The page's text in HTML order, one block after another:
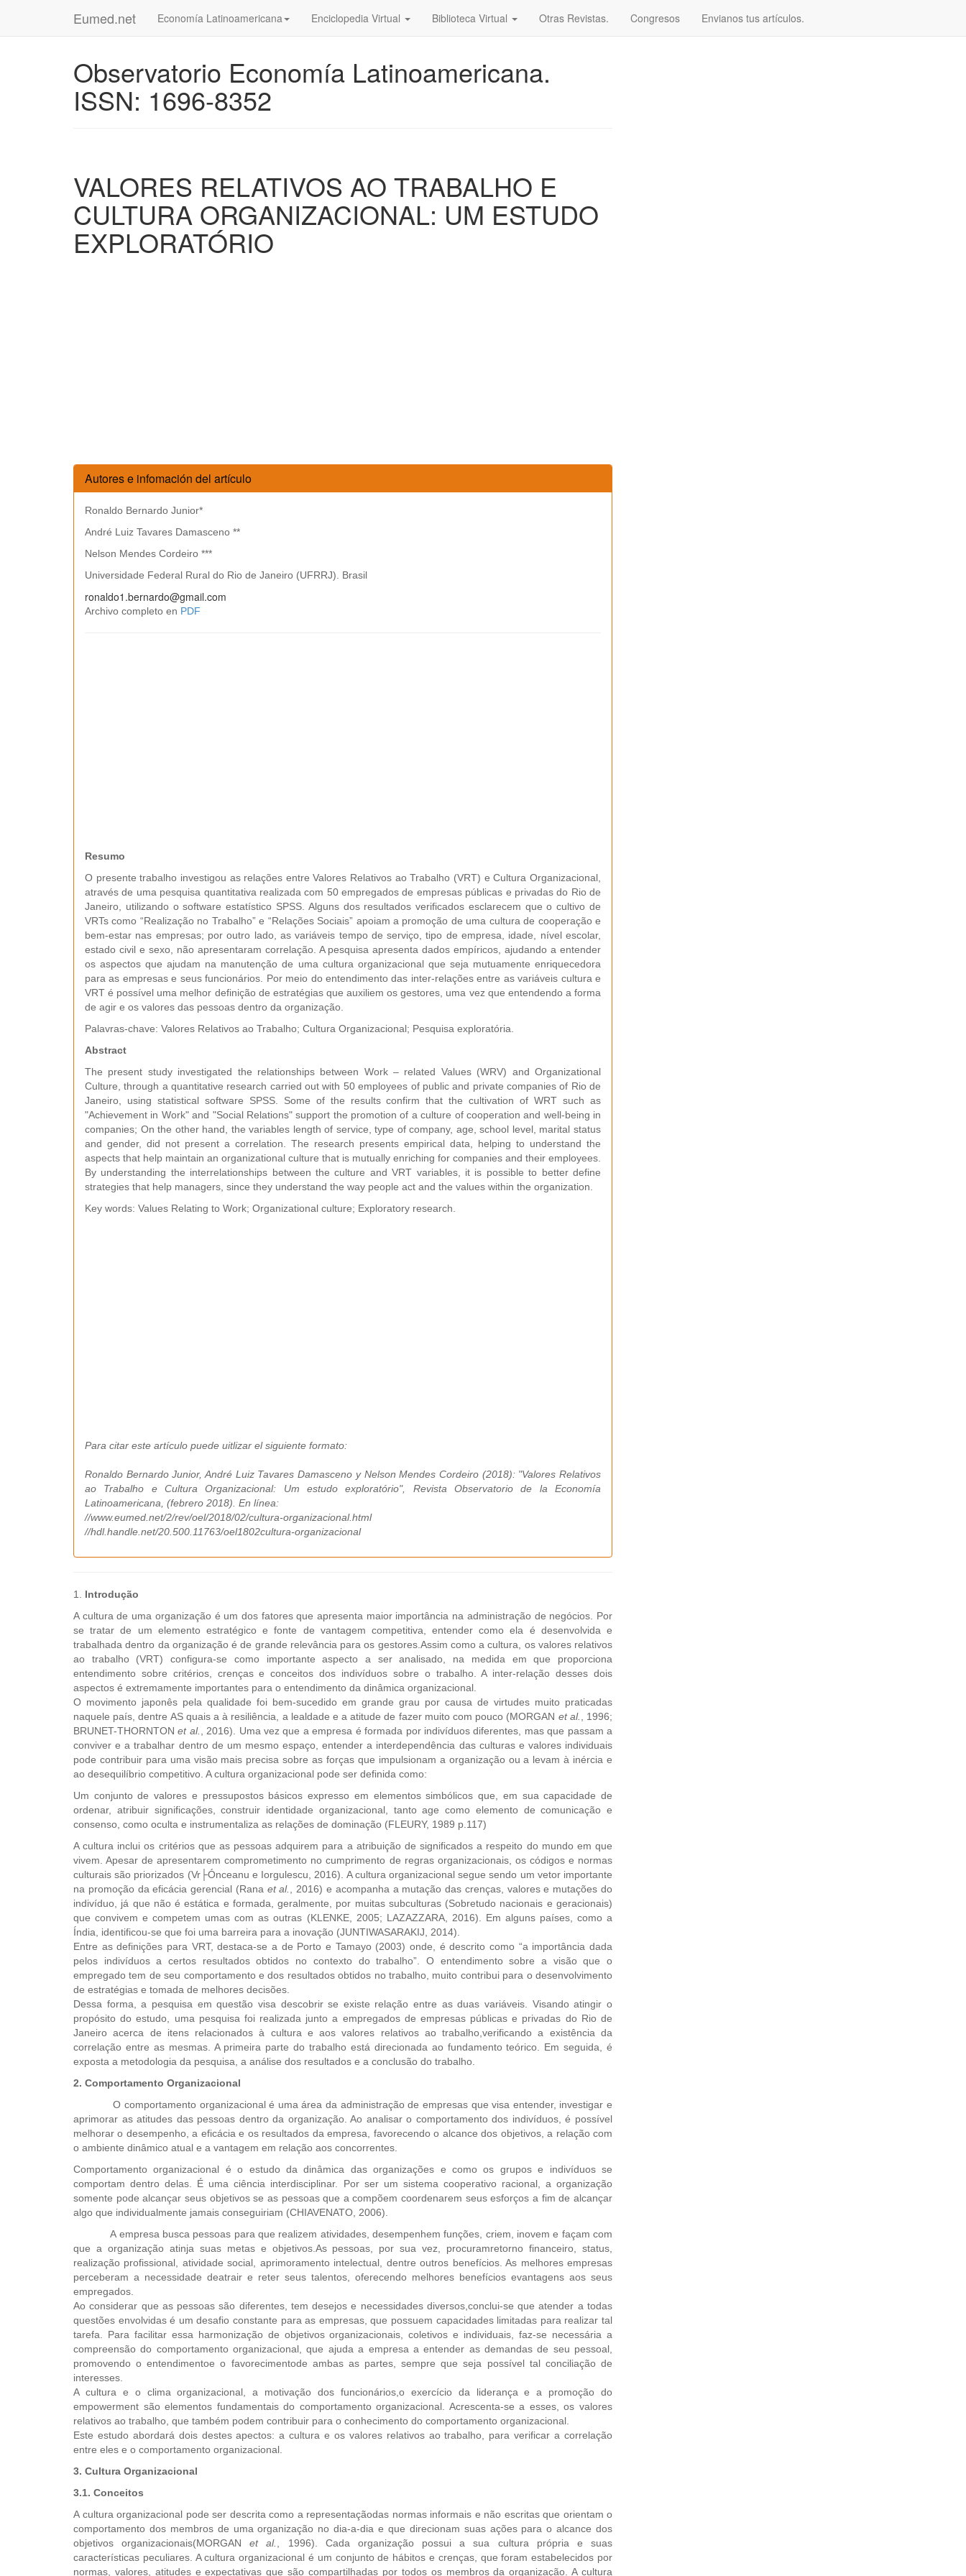
Eumed.net Economía Latinoamericana Enciclopedia Virtual Biblioteca Virtual Otras Revistas. Congresos Envianos tus artículos.
Observatorio Economía Latinoamericana.
ISSN: 1696-8352
VALORES RELATIVOS AO TRABALHO E
CULTURA ORGANIZACIONAL: UM ESTUDO
EXPLORATÓRIO
Autores e infomación del artículo
Ronaldo Bernardo Junior*
André Luiz Tavares Damasceno **
Nelson Mendes Cordeiro ***
Universidade Federal Rural do Rio de Janeiro (UFRRJ). Brasil
ronaldo1.bernardo@gmail.com
Archivo completo en PDF
Resumo
O presente trabalho investigou as relações entre Valores Relativos ao Trabalho (VRT) e Cultura Organizacional,
através de uma pesquisa quantitativa realizada com 50 empregados de empresas públicas e privadas do Rio de
Janeiro, utilizando o software estatístico SPSS. Alguns dos resultados verificados esclarecem que o cultivo de
VRTs como “Realização no Trabalho” e “Relações Sociais” apoiam a promoção de uma cultura de cooperação e
bem-estar nas empresas; por outro lado, as variáveis tempo de serviço, tipo de empresa, idade, nível escolar,
estado civil e sexo, não apresentaram correlação. A pesquisa apresenta dados empíricos, ajudando a entender
os aspectos que ajudam na manutenção de uma cultura organizacional que seja mutuamente enriquecedora
para as empresas e seus funcionários. Por meio do entendimento das inter-relações entre as variáveis cultura e
VRT é possível uma melhor definição de estratégias que auxiliem os gestores, uma vez que entendendo a forma
de agir e os valores das pessoas dentro da organização.
Palavras-chave: Valores Relativos ao Trabalho; Cultura Organizacional; Pesquisa exploratória.
Abstract
The present study investigated the relationships between Work – related Values (WRV) and Organizational
Culture, through a quantitative research carried out with 50 employees of public and private companies of Rio de
Janeiro, using statistical software SPSS. Some of the results confirm that the cultivation of WRT such as
"Achievement in Work" and "Social Relations" support the promotion of a culture of cooperation and well-being in
companies; On the other hand, the variables length of service, type of company, age, school level, marital status
and gender, did not present a correlation. The research presents empirical data, helping to understand the
aspects that help maintain an organizational culture that is mutually enriching for companies and their employees.
By understanding the interrelationships between the culture and VRT variables, it is possible to better define
strategies that help managers, since they understand the way people act and the values within the organization.
Key words: Values Relating to Work; Organizational culture; Exploratory research.
Para citar este artículo puede uitlizar el siguiente formato:
Ronaldo Bernardo Junior, André Luiz Tavares Damasceno y Nelson Mendes Cordeiro (2018): "Valores Relativos
ao Trabalho e Cultura Organizacional: Um estudo exploratório", Revista Observatorio de la Economía
Latinoamericana, (febrero 2018). En línea:
//www.eumed.net/2/rev/oel/2018/02/cultura-organizacional.html
//hdl.handle.net/20.500.11763/oel1802cultura-organizacional
1. Introdução
A cultura de uma organização é um dos fatores que apresenta maior importância na administração de negócios. Por
se tratar de um elemento estratégico e fonte de vantagem competitiva, entender como ela é desenvolvida e
trabalhada dentro da organização é de grande relevância para os gestores.Assim como a cultura, os valores relativos
ao trabalho (VRT) configura-se como importante aspecto a ser analisado, na medida em que proporciona
entendimento sobre critérios, crenças e conceitos dos indivíduos sobre o trabalho. A inter-relação desses dois
aspectos é extremamente importantes para o entendimento da dinâmica organizacional.
O movimento japonês pela qualidade foi bem-sucedido em grande grau por causa de virtudes muito praticadas
naquele país, dentre AS quais a à resiliência, a lealdade e a atitude de fazer muito com pouco (MORGAN et al.
, 1996;
BRUNET-THORNTON et al.
, 2016). Uma vez que a empresa é formada por indivíduos diferentes, mas que passam a
conviver e a trabalhar dentro de um mesmo espaço, entender a interdependência das culturas e valores individuais
pode contribuir para uma visão mais precisa sobre as forças que impulsionam a organização ou a levam à inércia e
ao desequilíbrio competitivo. A cultura organizacional pode ser definida como:
Um conjunto de valores e pressupostos básicos expresso em elementos simbólicos que, em sua capacidade de
ordenar, atribuir significações, construir identidade organizacional, tanto age como elemento de comunicação e
consenso, como oculta e instrumentaliza as relações de dominação (FLEURY, 1989 p.117)
A cultura inclui os critérios que as pessoas adquirem para a atribuição de significados a respeito do mundo em que
vivem. Apesar de apresentarem comprometimento no cumprimento de regras organizacionais, os códigos e normas
culturais são priorizados (Vr├Ónceanu e Iorgulescu, 2016). A cultura organizacional segue sendo um vetor importante
na promoção da eficácia gerencial (Rana et al.
, 2016) e acompanha a mutação das crenças, valores e mutações do
indivíduo, já que não é estática e formada, geralmente, por muitas subculturas (Sobretudo nacionais e geracionais)
que convivem e competem umas com as outras (KLENKE, 2005; LAZAZZARA, 2016). Em alguns países, como a
Índia, identificou-se que foi uma barreira para a inovação (JUNTIWASARAKIJ, 2014).
Entre as definições para VRT, destaca-se a de Porto e Tamayo (2003) onde, é descrito como “a importância dada
pelos indivíduos a certos resultados obtidos no contexto do trabalho”. O entendimento sobre a visão que o
empregado tem de seu comportamento e dos resultados obtidos no trabalho, muito contribui para o desenvolvimento
de estratégias e tomada de melhores decisões.
Dessa forma, a pesquisa em questão visa descobrir se existe relação entre as duas variáveis. Visando atingir o
propósito do estudo, uma pesquisa foi realizada junto a empregados de empresas públicas e privadas do Rio de
Janeiro acerca de itens relacionados à cultura e aos valores relativos ao trabalho,verificando a existência da
correlação entre as mesmas. A primeira parte do trabalho está direcionada ao fundamento teórico. Em seguida, é
exposta a metodologia da pesquisa, a análise dos resultados e a conclusão do trabalho.
2. Comportamento Organizacional
O comportamento organizacional é uma área da administração de empresas que visa entender, investigar e
aprimorar as atitudes das pessoas dentro da organização. Ao analisar o comportamento dos indivíduos, é possível
melhorar o desempenho, a eficácia e os resultados da empresa, favorecendo o alcance dos objetivos, a relação com
o ambiente dinâmico atual e a vantagem em relação aos concorrentes.
Comportamento organizacional é o estudo da dinâmica das organizações e como os grupos e indivíduos se
comportam dentro delas. É uma ciência interdisciplinar. Por ser um sistema cooperativo racional, a organização
somente pode alcançar seus objetivos se as pessoas que a compõem coordenarem seus esforços a fim de alcançar
algo que individualmente jamais conseguiriam (CHIAVENATO, 2006).
A empresa busca pessoas para que realizem atividades, desempenhem funções, criem, inovem e façam com
que a organização atinja suas metas e objetivos.As pessoas, por sua vez, procuramretorno financeiro, status,
realização profissional, atividade social, aprimoramento intelectual, dentre outros benefícios. As melhores empresas
perceberam a necessidade deatrair e reter seus talentos, oferecendo melhores benefícios evantagens aos seus
empregados.
Ao considerar que as pessoas são diferentes, tem desejos e necessidades diversos,conclui-se que atender a todas
questões envolvidas é um desafio constante para as empresas, que possuem capacidades limitadas para realizar tal
tarefa. Para facilitar essa harmonização de objetivos organizacionais, coletivos e individuais, faz-se necessária a
compreensão do comportamento organizacional, que ajuda a empresa a entender as demandas de seu pessoal,
promovendo o entendimentoe o favorecimentode ambas as partes, sempre que seja possível tal conciliação de
interesses.
A cultura e o clima organizacional, a motivação dos funcionários,o exercício da liderança e a promoção do
empowerment são elementos fundamentais do comportamento organizacional. Acrescenta-se a esses, os valores
relativos ao trabalho, que também podem contribuir para o conhecimento do comportamento organizacional.
Este estudo abordará dois destes apectos: a cultura e os valores relativos ao trabalho, para verificar a correlação
entre eles e o comportamento organizacional.
3. Cultura Organizacional
3.1. Conceitos
A cultura organizacional pode ser descrita como a representaçãodas normas informais e não escritas que orientam o
comportamento dos membros de uma organização no dia-a-dia e que direcionam suas ações para o alcance dos
objetivos organizacionais(MORGAN et al.
, 1996). Cada organização possui a sua cultura própria e suas
características peculiares. A cultura organizacional é um conjunto de hábitos e crenças, que foram estabelecidos por
normas, valores, atitudes e expectativas que são compartilhadas por todos os membros da organização. A cultura